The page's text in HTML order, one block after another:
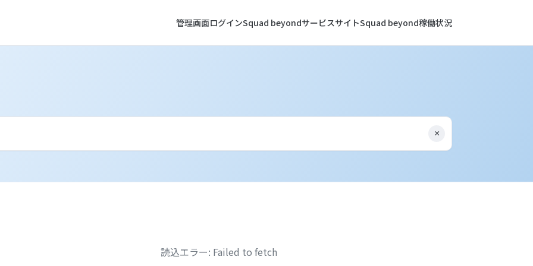
管理画面ログインSquad beyondサービスサイトSquad beyond稼働状況
×
読込エラー: Failed to fetch